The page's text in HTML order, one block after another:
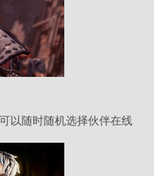
以随时随机选择伙伴在线